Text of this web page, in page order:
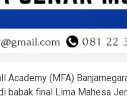
Academy (MFA)
babak final Lima Mahesa